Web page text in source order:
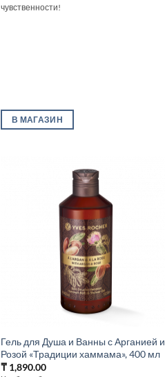
чувственности!
В МАГАЗИН
Гель для Душа и Ванны с Арганией и
Розой «Традиции хаммама», 400 мл
₸ 1,890.00